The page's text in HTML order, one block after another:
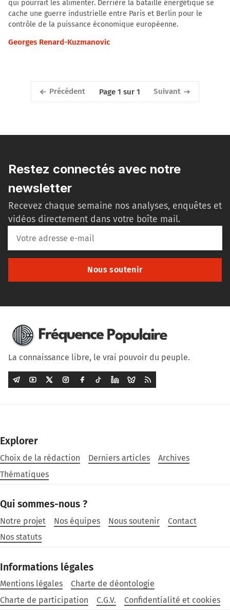
qui pourrait les alimenter. Derrière la bataille énergétique se
cache une guerre industrielle entre Paris et Berlin pour le
contrôle de la puissance économique européenne.
Georges Renard-Kuzmanovic
Précédent Page 1 sur 1 Suivant
Restez connectés avec notre
newsletter
Recevez chaque semaine nos analyses, enquêtes et
vidéos directement dans votre boîte mail.
Nous soutenir
La connaissance libre, le vrai pouvoir du peuple.
Explorer
Choix de la rédaction Derniers articles
Archives
Thématiques
Qui sommes-nous ?
Notre projet Nos équipes Nous soutenir
Contact
Nos statuts
Informations légales
Mentions légales
Charte de déontologie
Charte de participation
C.G.V. Confidentialité et cookies